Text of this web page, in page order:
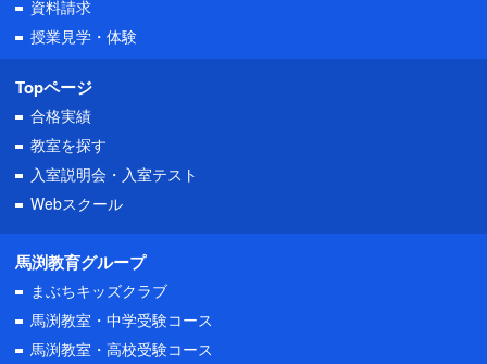
資料請求
授業見学・体験
Topページ
合格実績
教室を探す
入室説明会・入室テスト
Webスクール
馬渕教育グループ
まぶちキッズクラブ
馬渕教室・中学受験コース
馬渕教室・高校受験コース